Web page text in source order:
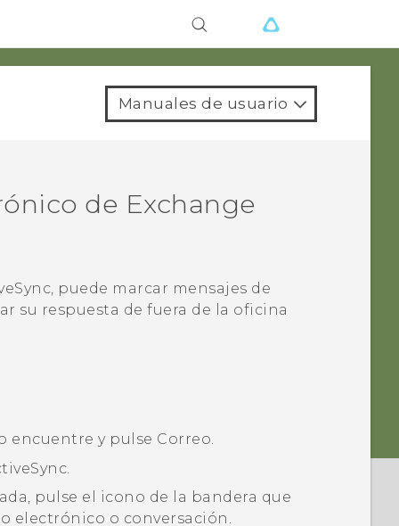
Manuales de usuario
de Exchange
, puede marcar mensajes de
su respuesta de fuera de la oficina
encuentre y pulse Correo
.
pulse el icono de la bandera que
electrónico o conversación.